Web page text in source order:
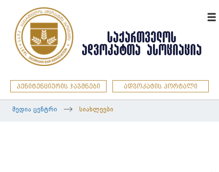
ᲡᲐᲥᲐᲠᲗᲕᲔᲚᲝᲡ
ᲐᲓᲕᲝᲙᲐᲢᲗᲐ ᲐᲡᲝᲪᲘᲐᲪᲘᲐ
პენიტენციურის ჯავშნები ადვოკატის პორტალი
მედია ცენტრი სიახლეები